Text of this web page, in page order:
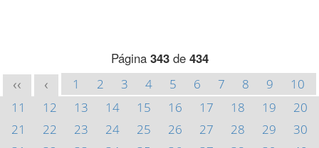
Página 343de 434
<< < 1 2 3 4 5 6 7 8 9
10
11
12 13 14 15 16 17 18 19
20
21
22 23 24 25 26 27 28 29
30